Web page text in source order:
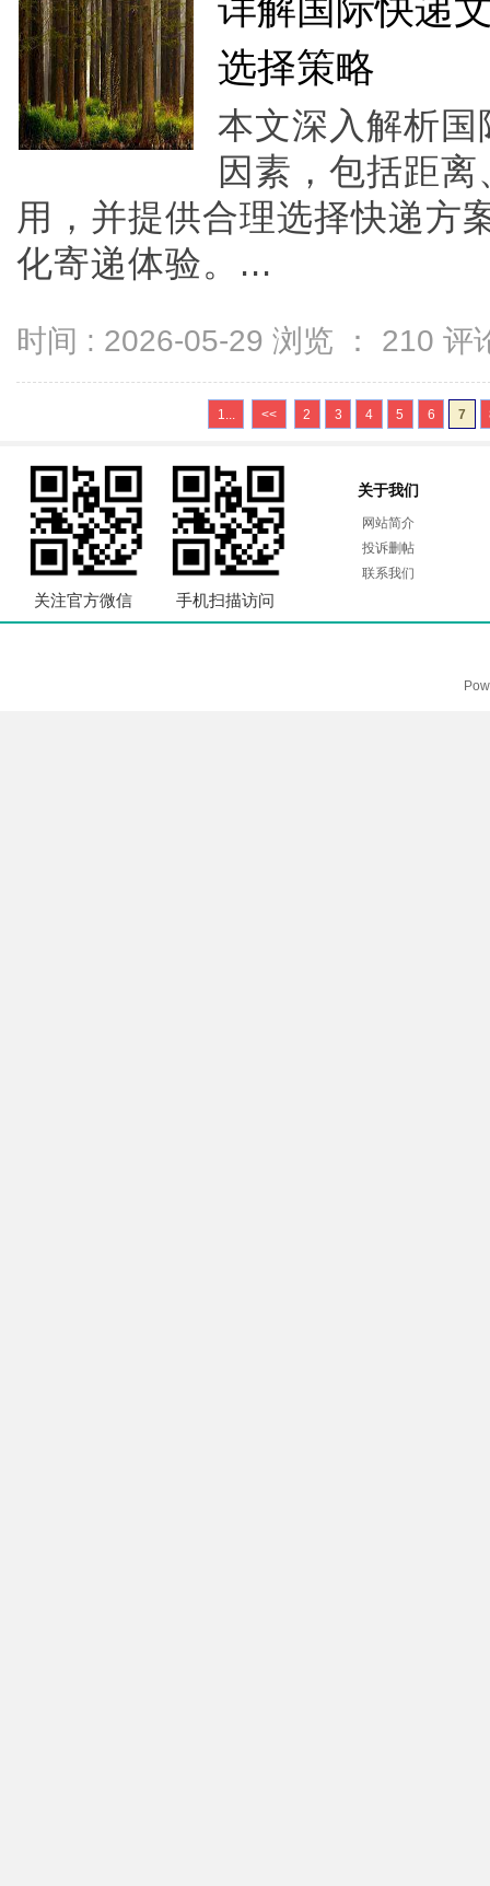
详解国际快递
选择策略
本文深入解析
因素，包括距
用，并提供合理选择快递方
化寄递体验。...
时间 : 2026-05-29 浏览 ： 210 评
1... << 2 3 4 5 6 7
关注官方微信 手机扫描访问
关于我们
网站简介
投诉删帖
联系我们